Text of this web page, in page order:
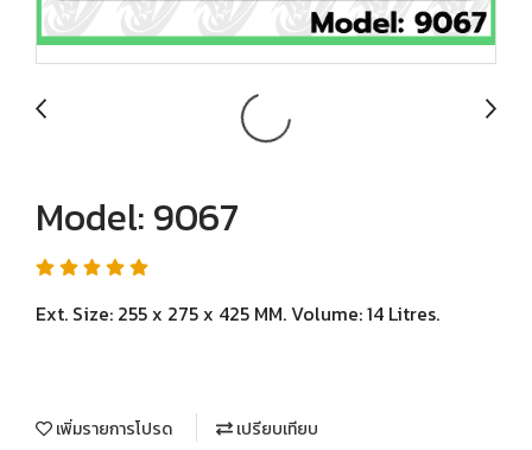
Model: 9067
Ext. Size: 255 x 275 x 425 MM. Volume: 14 Litres.
เพิ่มรายการโปรด เปรียบเทียบ